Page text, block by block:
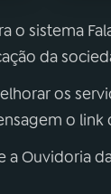
o sistema
da
os
o
a Ouvidoria